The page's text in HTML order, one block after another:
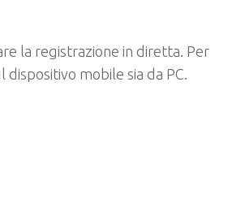
la registrazione in diretta. Per
mobile sia da PC.